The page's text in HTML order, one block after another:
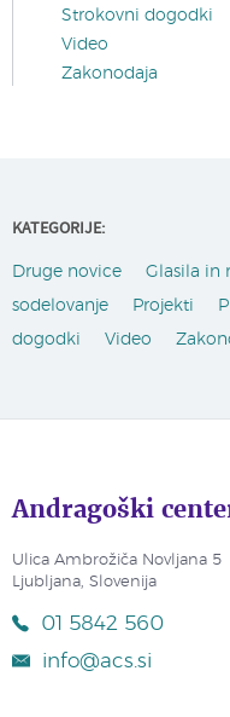
Strokovni dogodki
Video
Zakonodaja
KATEGORIJE:
Druge novice Glasila in
sodelovanje
Projekti
dogodki
Video
Andragoški
Ulica Ambrožiča Novljana 5
Ljubljana, Slovenija
01 5842 560
info@acs.si